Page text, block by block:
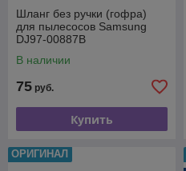
Шланг без ручки (гофра)
для пылесосов Samsung
DJ97-00887B
В наличии
75 руб.
Купить
ОРИГИНАЛ